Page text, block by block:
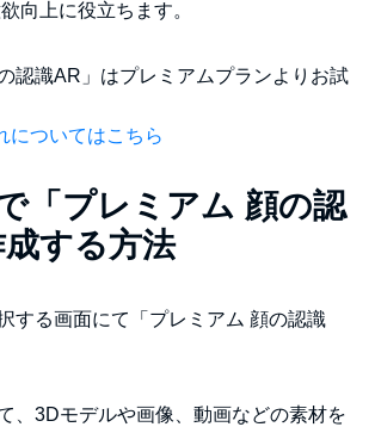
向上に役立ちます。
認識AR」はプレミアムプランよりお試
についてはこちら
「プレミアム 顔の認
する方法
する画面にて「プレミアム 顔の認識
、3Dモデルや画像、動画などの素材を